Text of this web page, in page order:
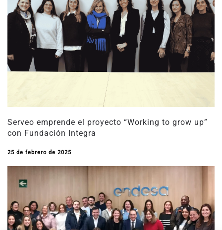
Serveo emprende el proyecto “Working to grow up”
con Fundación Integra
25 de febrero de 2025